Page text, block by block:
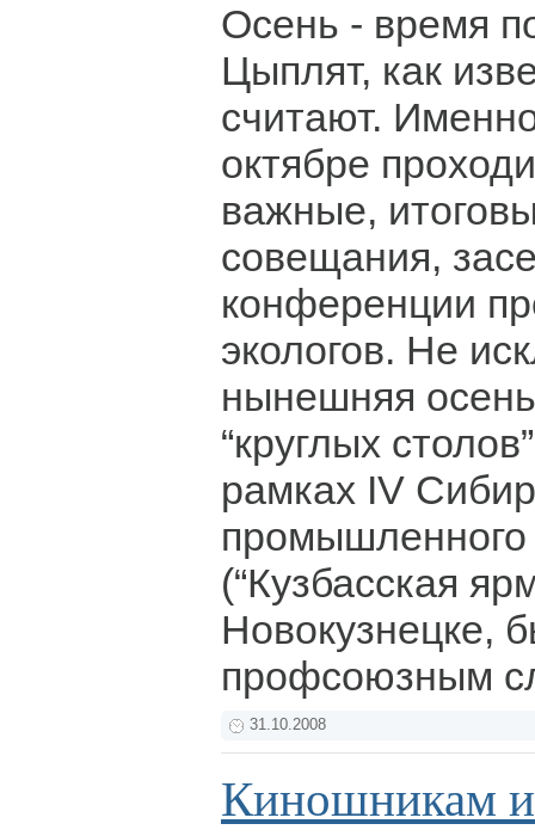
Осень - время
Цыплят, как
считают.
октябре
важные,
совещания,
конференции
экологов. Не
нынешняя
“круглых
рамках IV
(“Кузбасская
Новокузнецке,
профсоюзным
31.10.2008
Киношникам и